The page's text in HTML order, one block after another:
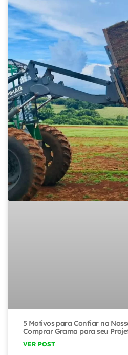
5 Motivos para Confiar na
Comprar Grama para seu
VER POST